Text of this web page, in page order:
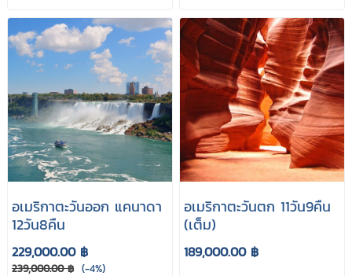
อเมริกาตะวันออก แคนาดา
12วัน8คืน
229,000.00 ฿
239,000.00 ฿ (-4%)
อเมริกาตะวันตก 11วัน9คืน
(เต็ม)
189,000.00 ฿